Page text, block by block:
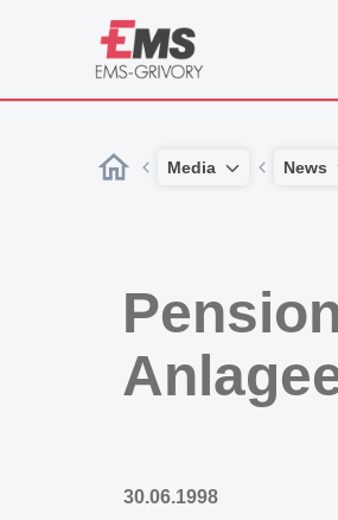
Media News
30.06.1998